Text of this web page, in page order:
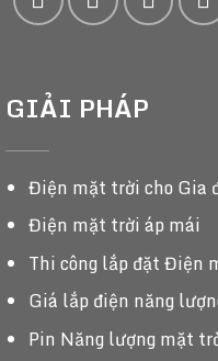
GIẢI PHÁP
Điện mặt trời cho Gia
Điện mặt trời áp mái
Thi công lắp đặt Điện
Giá lắp điện năng
Pin Năng lượng mặt